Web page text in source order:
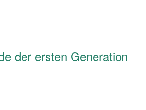
der ersten Generation